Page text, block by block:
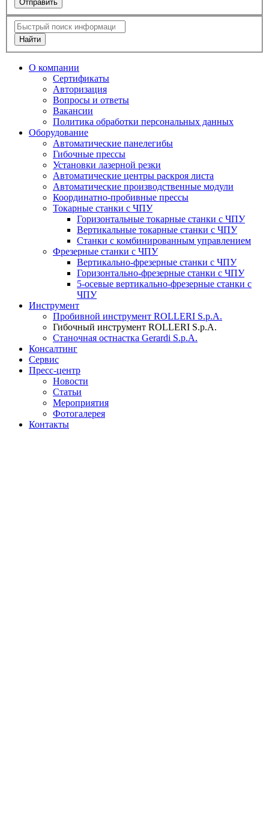
Найти
O компании
Сертификаты
Авторизация
Вопросы и ответы
Вакансии
Политика обработки персональных данных
Оборудование
Автоматические панелегибы
Гибочные прессы
Установки лазерной резки
Автоматические центры раскроя листа
Автоматические производственные модули
Координатно-пробивные прессы
Токарные станки с ЧПУ
Горизонтальные токарные станки с ЧПУ
Вертикальные токарные станки с ЧПУ
Станки с комбинированным управлением
Фрезерные станки с ЧПУ
Вертикально-фрезерные станки с ЧПУ
Горизонтально-фрезерные станки с ЧПУ
5-осевые вертикально-фрезерные станки с
ЧПУ
Инструмент
Пробивной инструмент ROLLERI S.p.A.
Гибочный инструмент ROLLERI S.p.A.
Cтаночная остнастка Gerardi S.p.A.
Консалтинг
Сервис
Пресс-центр
Новости
Статьи
Мероприятия
Фотогалерея
Контакты